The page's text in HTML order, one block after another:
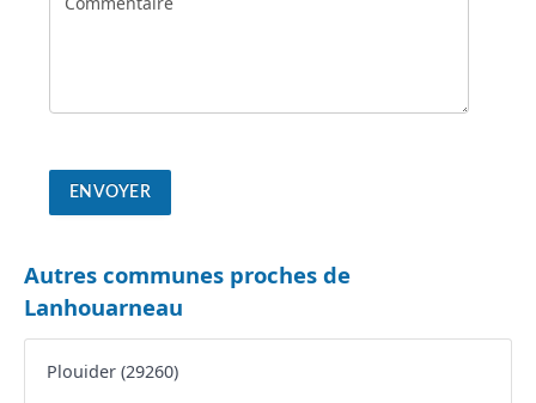
Autres communes proches de
Lanhouarneau
Plouider (29260)